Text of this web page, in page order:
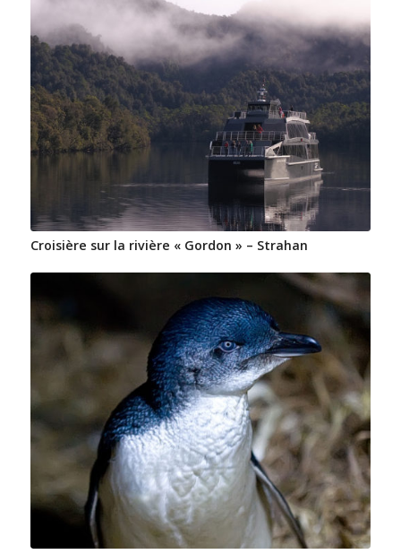
Croisière sur la rivière « Gordon » – Strahan